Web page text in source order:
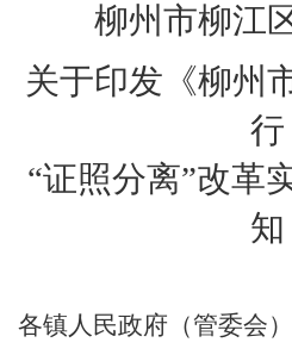
柳州市柳江
关于印发《柳州
行
“证照分离”改革
知
各镇人民政府（管委会